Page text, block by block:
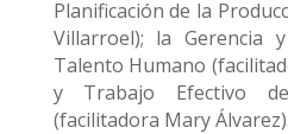
Planificación de la
Villarroel); la Gerencia
Talento Humano
y Trabajo Efectivo
(facilitadora Mary Álvarez).